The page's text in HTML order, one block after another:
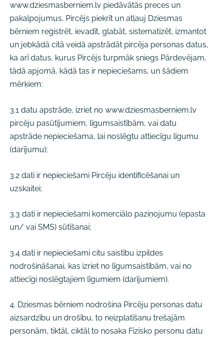
www.dziesmasberniem.lv piedāvātās preces un
pakalpojumus, Pircējs piekrīt un atļauj Dziesmas
bērniem reģistrēt, ievadīt, glabāt, sistematizēt, izmantot
un jebkādā citā veidā apstrādāt pircēja personas datus,
ka arī datus, kurus Pircējs turpmāk sniegs Pārdevējam,
tādā apjomā, kādā tas ir nepieciešams, un šādiem
mērķiem:
3.1 datu apstrāde, izriet no www.dziesmasberniem.lv
pircēju pasūtījumiem, līgumsaistībām, vai datu
apstrāde nepieciešama, lai noslēgtu attiecīgu līgumu
(darījumu);
3.2 dati ir nepieciešami Pircēju identificēšanai un
uzskaitei;
3.3 dati ir nepieciešami komerciālo paziņojumu (epasta
un/ vai SMS) sūtīšanai;
3.4 dati ir nepieciešami citu saistību izpildes
nodrošināšanai, kas izriet no līgumsaistībām, vai no
attiecīgi noslēgtajiem līgumiem (darījumiem).
4. Dziesmas bērniem nodrošina Pircēju personas datu
aizsardzību un drošību, to neizplatīšanu trešajām
personām, tiktāl, ciktāl to nosaka Fizisko personu datu